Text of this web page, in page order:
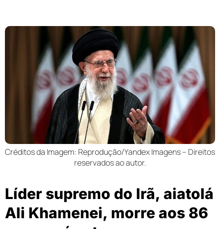
Créditos da Imagem: Reprodução/Yandex Imagens – Direitos
reservados ao autor.
Líder supremo do Irã, aiatolá
Ali Khamenei, morre aos 86